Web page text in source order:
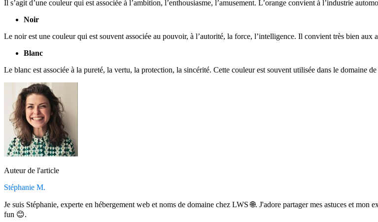
Il s’agit d’une couleur qui est associée à l’ambition, l’enthousiasme, l’amusement. L’orange convient à l’industrie
Noir
Le noir est une couleur qui est souvent associée au pouvoir, à l’autorité, la force, l’intelligence. Il convient très bien aux
Blanc
Le blanc est associée à la pureté, la vertu, la protection, la sincérité. Cette couleur est souvent utilisée dans le domaine
Auteur de l'article
Stéphanie M.
Je suis Stéphanie, experte en hébergement web et noms de domaine chez LWS 🌐. J'adore partager mes astuces et
fun 😊.